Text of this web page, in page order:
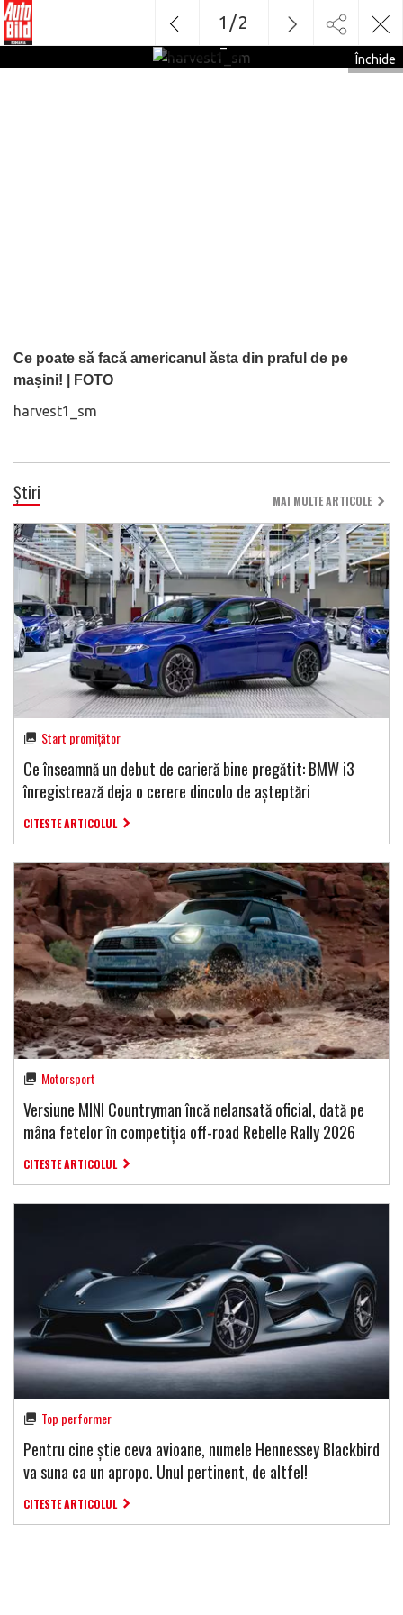
Ce poate să facă americanul ăsta din praful de pe
mașini! | FOTO
harvest1_sm
Închide
1 /2
Știri MAI MULTE ARTICOLE
Start promițător
Ce înseamnă un debut de carieră bine pregătit: BMW i3
înregistrează deja o cerere dincolo de așteptări
CITESTE ARTICOLUL
Motorsport
Versiune MINI Countryman încă nelansată oficial, dată pe
mâna fetelor în competiția off-road Rebelle Rally 2026
CITESTE ARTICOLUL
Top performer
Pentru cine știe ceva avioane, numele Hennessey Blackbird
va suna ca un apropo. Unul pertinent, de altfel!
CITESTE ARTICOLUL